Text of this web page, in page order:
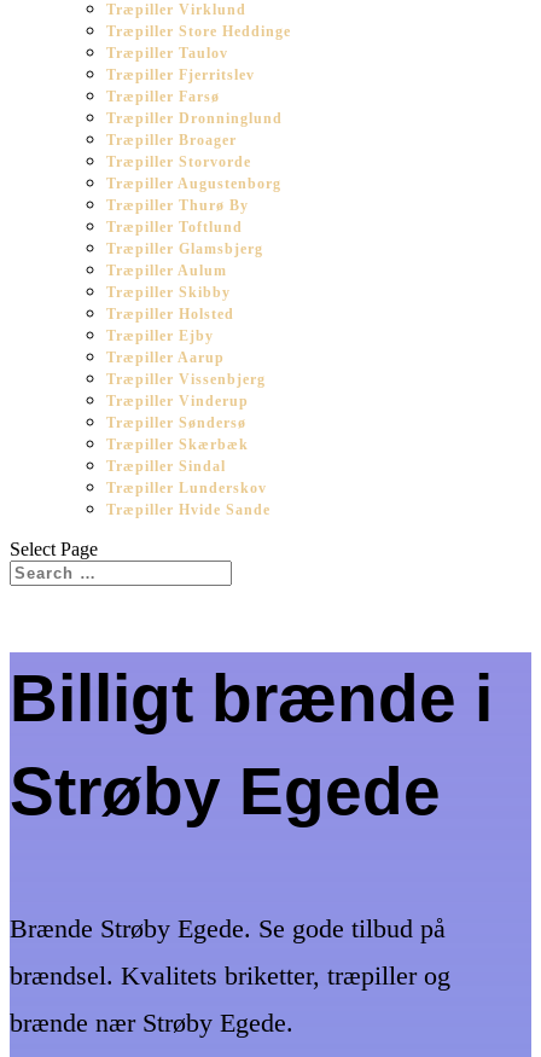
Træpiller Virklund
Træpiller Store Heddinge
Træpiller Taulov
Træpiller Fjerritslev
Træpiller Farsø
Træpiller Dronninglund
Træpiller Broager
Træpiller Storvorde
Træpiller Augustenborg
Træpiller Thurø By
Træpiller Toftlund
Træpiller Glamsbjerg
Træpiller Aulum
Træpiller Skibby
Træpiller Holsted
Træpiller Ejby
Træpiller Aarup
Træpiller Vissenbjerg
Træpiller Vinderup
Træpiller Søndersø
Træpiller Skærbæk
Træpiller Sindal
Træpiller Lunderskov
Træpiller Hvide Sande
Select Page
Billigt brænde i
Strøby Egede
Brænde Strøby Egede. Se gode tilbud på
brændsel. Kvalitets briketter, træpiller og
brænde nær Strøby Egede.